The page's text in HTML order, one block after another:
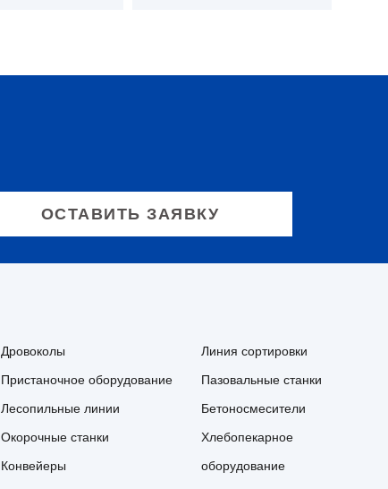
Дровоколы
Пристаночное оборудование
Лесопильные линии
Окорочные станки
Конвейеры
Линия сортировки
Пазовальные станки
Бетоносмесители
Хлебопекарное
оборудование